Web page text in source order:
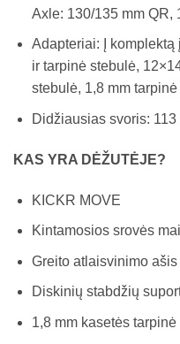
Axle: 130/135 mm QR,
Adapteriai: Į
ir tarpinė stebulė,
stebulė, 1,8 mm tarpinė
Didžiausias svoris: 113
KAS YRA DĖŽUTĖJE?
KICKR MOVE
Kintamosios srovės
Greito atlaisvinimo ašis
Diskinių stabdžių
1,8 mm kasetės tarpinė